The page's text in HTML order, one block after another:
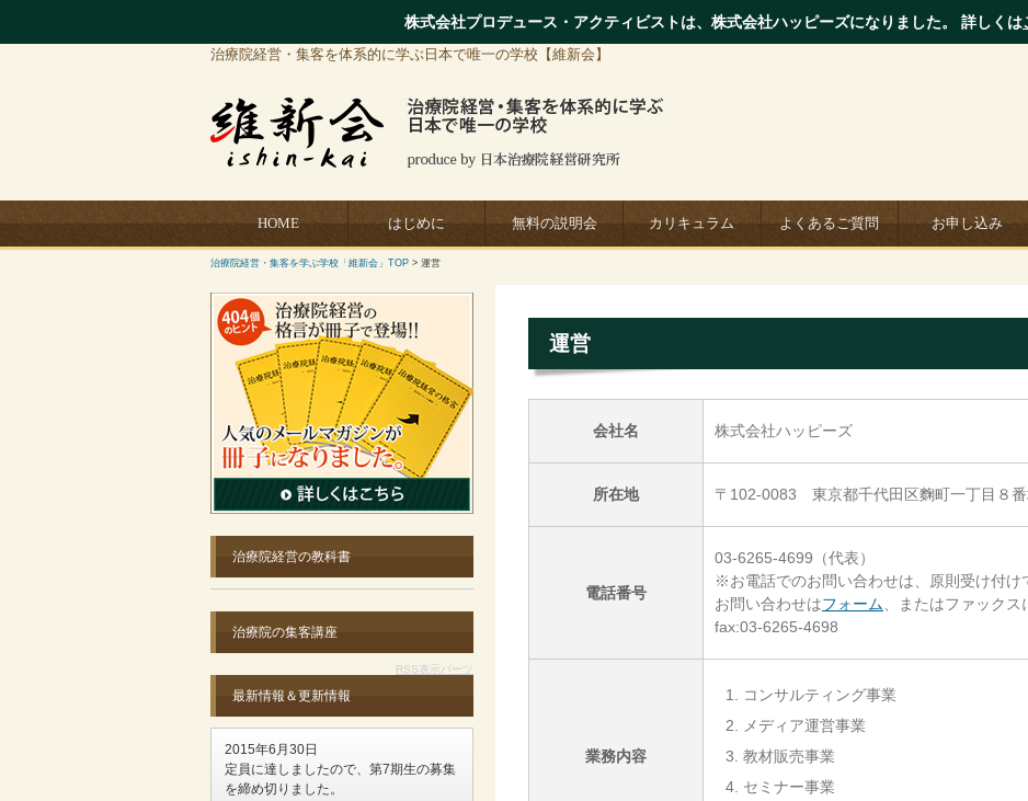
治療院経営・集客を体系的に学ぶ日本で唯一の学校【維新会】
HOME はじめに 無料の説明会 カリキュラム よくあるご質問 お申し込み
治療院経営・集客を学ぶ学校「維新会」TOP > 運営
運営
会社名 株式会社ハッピーズ
所在地 〒102-0083 東京都千代田区麴町一丁目８
電話番号
03-6265-4699（代表）
※お電話でのお問い合わせは、原則受け付け
お問い合わせはフォーム 、またはファックス
fax:03-6265-4698
業務内容
コンサルティング事業
メディア運営事業
教材販売事業
セミナー事業
治療院経営の教科書
治療院の集客講座
RSS表示パーツ
最新情報＆更新情報
2015年6月30日
定員に達しましたので、第7期生の募集
を締め切りました。
株式会社プロデュース・アクティビストは、株式会社ハッピーズになりました。 詳しくは